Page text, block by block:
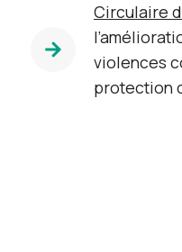
Circulaire
violences
protection